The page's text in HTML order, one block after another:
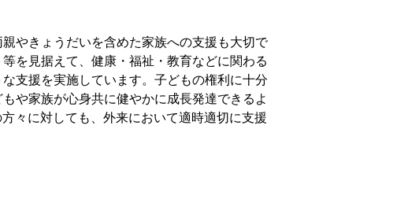
やきょうだいを含めた家族への支援も大切で
を見据えて、健康・福祉・教育などに関わる
支援を実施しています。子どもの権利に十分
や家族が心身共に健やかに成長発達できるよ
々に対しても、外来において適時適切に支援